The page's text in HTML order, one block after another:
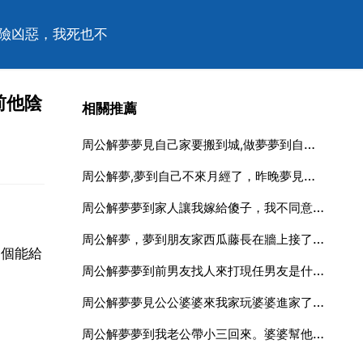
凶惡，我死也不
他陰
能給
相關推薦
周公解夢夢見自己家要搬到城,做夢夢到自己搬到一個新傢什麼意思
周公解夢,夢到自己不來月經了，昨晚夢見自己來月經了，可是卻沒來？這是怎麼回事？
周公解夢夢到家人讓我嫁給傻子，我不同意還哭了
周公解夢，夢到朋友家西瓜藤長在牆上接了好多小西瓜
周公解夢夢到前男友找人來打現任男友是什麼意思呀
周公解夢夢見公公婆婆來我家玩婆婆進家了公公不進來我問他怎麼了
周公解夢夢到我老公帶小三回來。婆婆幫他說話